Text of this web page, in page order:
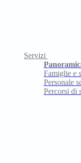
Servizi
Famiglie e
Personale
Percorsi di